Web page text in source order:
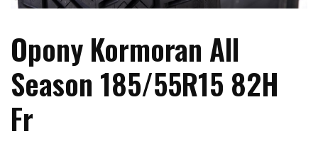
Opony Kormoran All
Season 185/55R15 82H
Fr